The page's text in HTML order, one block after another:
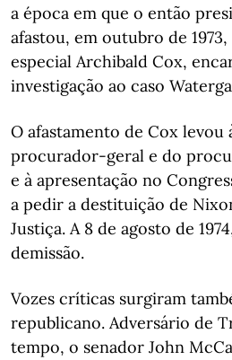
a época em que o então
afastou, em outubro de
especial Archibald Cox,
investigação ao caso
O afastamento de Cox levou
procurador-geral e do
e à apresentação no
a pedir a destituição de
Justiça. A 8 de agosto de
demissão.
Vozes críticas surgiram
republicano. Adversário de
tempo, o senador John